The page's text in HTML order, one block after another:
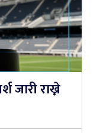
जारी राख्ने